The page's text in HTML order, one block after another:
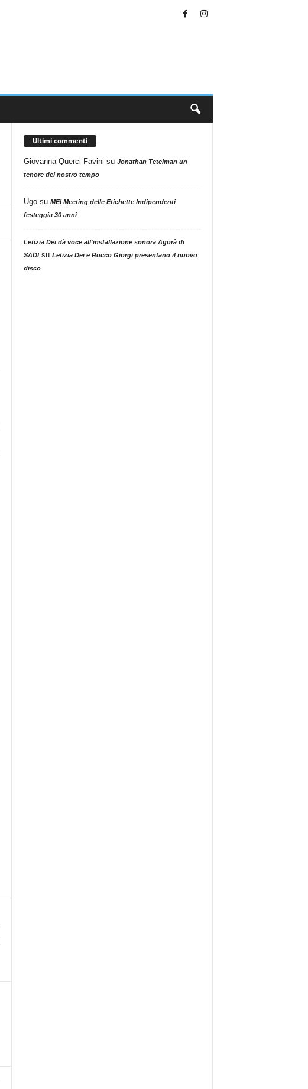
Ultimi commenti
Giovanna Querci Favini su Jonathan Tetelman un
tenore del nostro tempo
Ugosu MEI Meeting delle Etichette Indipendenti
festeggia 30 anni
Letizia Dei dà voce all'installazione sonora Agorà di
SADIsu Letizia Dei e Rocco Giorgi presentano il nuovo
disco